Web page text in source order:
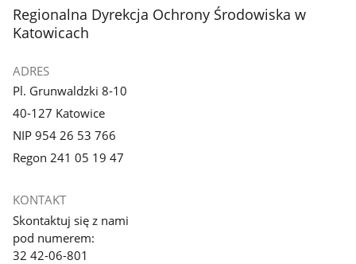
stopka
Regionalna Dyrekcja Ochrony Środowiska w
Katowicach
ADRES
Pl. Grunwaldzki 8-10
40-127 Katowice
NIP 954 26 53 766
Regon 241 05 19 47
KONTAKT
Skontaktuj się z nami
pod numerem:
32 42-06-801